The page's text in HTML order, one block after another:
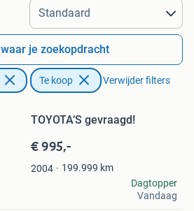
afstanden…
je zoekopdracht
Te koop Verwijder filters
TOYOTA’S gevraagd!
€ 995,-
2004 199.999 km
Dagtopper
Vandaag